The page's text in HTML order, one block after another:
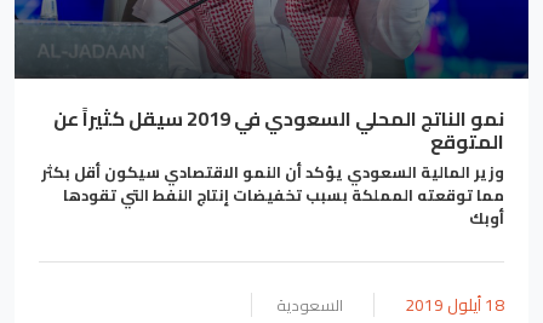
نمو الناتج المحلي السعودي في 2019 سيقل كثيراً عن
المتوقع
وزير المالية السعودي يؤكد أن النمو الاقتصادي سيكون أقل بكثر
مما توقعته المملكة بسبب تخفيضات إنتاج النفط التي تقودها
أوبك
18 أيلول 2019 السعودية